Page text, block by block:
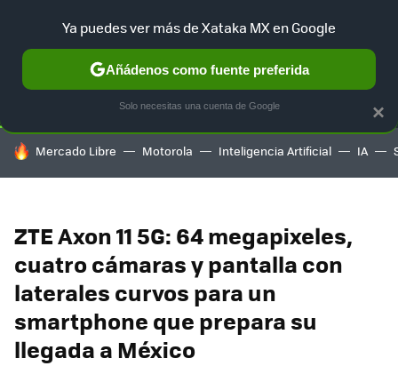
SELECCIÓN GAMING HOME AUTO TERRITORIO
HOY SE HABLA DE
Mercado Libre Motorola Inteligencia Artificial IA
ZTE Axon 11 5G: 64 megapixeles,
cuatro cámaras y pantalla con
laterales curvos para un
smartphone que prepara su
llegada a México
×
Ya puedes ver más de Xataka MX en Google
Añádenos como fuente preferida
Solo necesitas una cuenta de Google